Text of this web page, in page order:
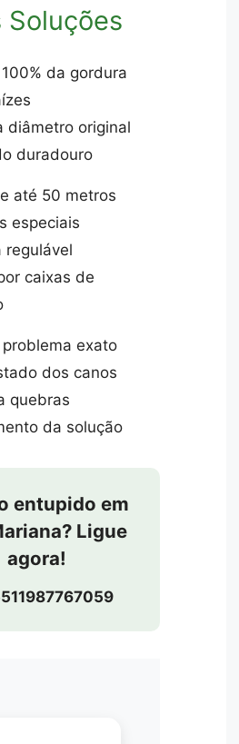
Soluções
da gordura
diâmetro original
duradouro
até 50 metros
especiais
regulável
caixas de
exato
dos canos
quebras
da solução
entupido em
Ligue
agora!